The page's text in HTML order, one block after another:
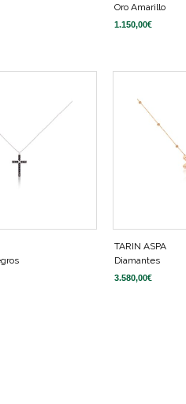
Oro Amarillo
1.150,00€
TARIN ASPA
Diamantes
3.580,00€